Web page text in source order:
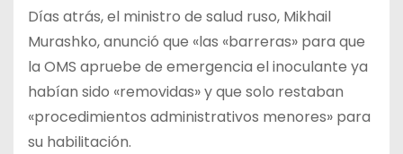
Días atrás, el ministro de salud ruso, Mikhail
Murashko, anunció que «las «barreras» para que
la OMS apruebe de emergencia el inoculante ya
habían sido «removidas» y que solo restaban
«procedimientos administrativos menores» para
su habilitación.